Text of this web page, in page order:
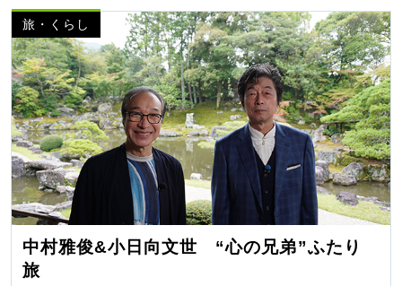
旅・くらし
中村雅俊&小日向文世 “心の兄弟”ふたり
旅